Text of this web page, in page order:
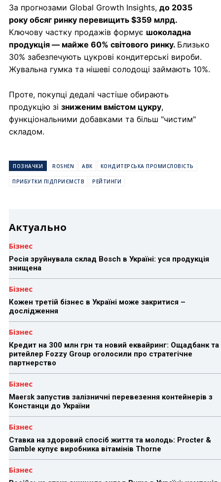
За прогнозами Global Growth Insights, до 2035
року обсяг ринку перевищить $359 млрд.
Ключову частку продажів формує шоколадна
продукція — майже 60% світового ринку. Близько
30% забезпечують цукрові кондитерські вироби.
Жувальна гумка та нішеві солодощі займають 10%.
Проте, покупці дедалі частіше обирають
продукцію зі зниженим вмістом цукру,
функціональними добавками та більш "чистим"
складом.
ПОЗНАЧКИ ROSHEN АВК КОНДИТЕРСЬКА ПРОМИСЛОВІСТЬ
ПРИБУТКИ ПІДПРИЄМСТВ РЕЙТИНГИ
Актуально
Бізнес
Росія зруйнувала склад Bosch в Україні: уся продукція
знищена
Бізнес
Кожен третій бізнес в Україні може закритися –
дослідження
Бізнес
Кредит на 300 млн грн та новий еквайринг: Ощадбанк та
ритейлер Fozzy Group оголосили про стратегічне
партнерство
Бізнес
Maersk запустив залізничні перевезення контейнерів з
Констанци до України
Бізнес
Ставка на здоровий спосіб життя та молодь: Procter &
Gamble купує виробника вітамінів Thorne
Бізнес